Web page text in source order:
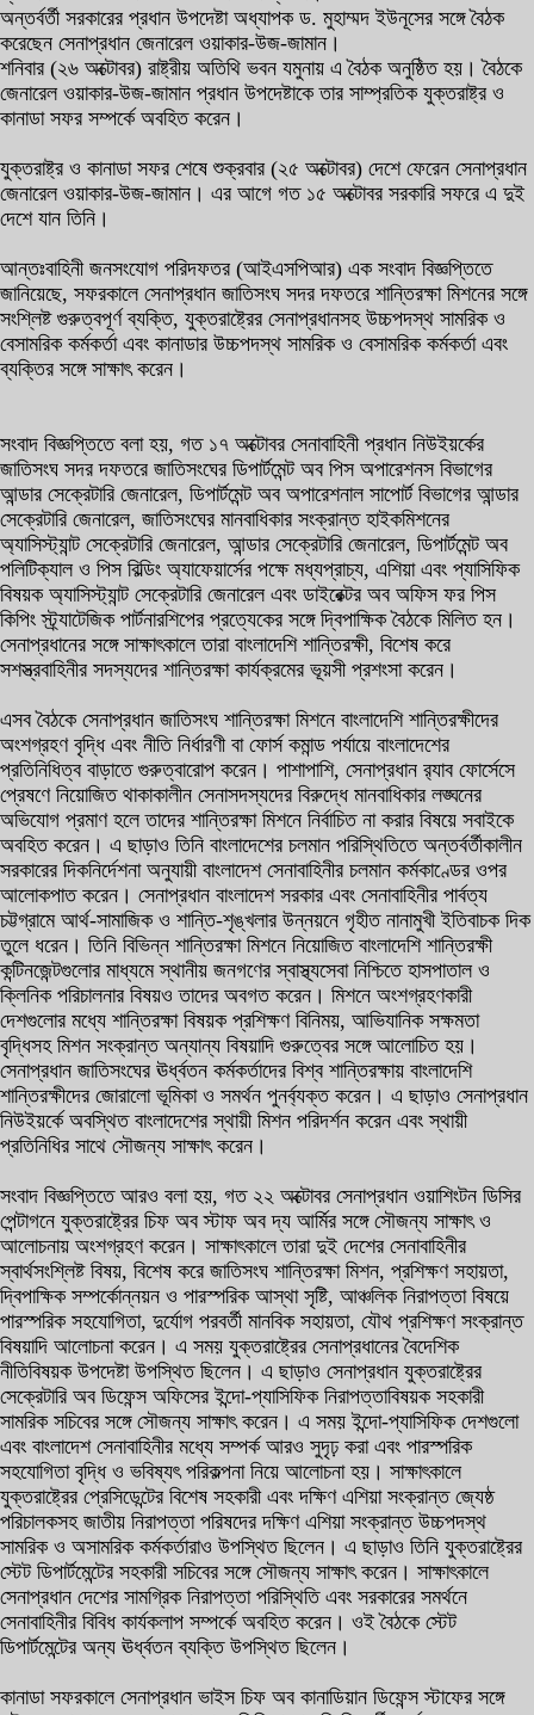
অন্তর্বর্তী সরকারের প্রধান উপদেষ্টা অধ্যাপক ড. মুহাম্মদ ইউনূসের সঙ্গে বৈঠক
করেছেন সেনাপ্রধান জেনারেল ওয়াকার-উজ-জামান।
শনিবার (২৬ অক্টোবর) রাষ্ট্রীয় অতিথি ভবন যমুনায় এ বৈঠক অনুষ্ঠিত হয়। বৈঠকে
জেনারেল ওয়াকার-উজ-জামান প্রধান উপদেষ্টাকে তার সাম্প্রতিক যুক্তরাষ্ট্র ও
কানাডা সফর সম্পর্কে অবহিত করেন।
যুক্তরাষ্ট্র ও কানাডা সফর শেষে শুক্রবার (২৫ অক্টোবর) দেশে ফেরেন সেনাপ্রধান
জেনারেল ওয়াকার-উজ-জামান। এর আগে গত ১৫ অক্টোবর সরকারি সফরে এ দুই
দেশে যান তিনি।
আন্তঃবাহিনী জনসংযোগ পরিদফতর (আইএসপিআর) এক সংবাদ বিজ্ঞপ্তিতে
জানিয়েছে, সফরকালে সেনাপ্রধান জাতিসংঘ সদর দফতরে শান্তিরক্ষা মিশনের সঙ্গে
সংশ্লিষ্ট গুরুত্বপূর্ণ ব্যক্তি, যুক্তরাষ্ট্রের সেনাপ্রধানসহ উচ্চপদস্থ সামরিক ও
বেসামরিক কর্মকর্তা এবং কানাডার উচ্চপদস্থ সামরিক ও বেসামরিক কর্মকর্তা এবং
ব্যক্তির সঙ্গে সাক্ষাৎ করেন।
সংবাদ বিজ্ঞপ্তিতে বলা হয়, গত ১৭ অক্টোবর সেনাবাহিনী প্রধান নিউইয়র্কের
জাতিসংঘ সদর দফতরে জাতিসংঘের ডিপার্টমেন্ট অব পিস অপারেশনস বিভাগের
আন্ডার সেক্রেটারি জেনারেল, ডিপার্টমেন্ট অব অপারেশনাল সাপোর্ট বিভাগের আন্ডার
সেক্রেটারি জেনারেল, জাতিসংঘের মানবাধিকার সংক্রান্ত হাইকমিশনের
অ্যাসিস্ট্যান্ট সেক্রেটারি জেনারেল, আন্ডার সেক্রেটারি জেনারেল, ডিপার্টমেন্ট অব
পলিটিক্যাল ও পিস বিল্ডিং অ্যাফেয়ার্সের পক্ষে মধ্যপ্রাচ্য, এশিয়া এবং প্যাসিফিক
বিষয়ক অ্যাসিস্ট্যান্ট সেক্রেটারি জেনারেল এবং ডাইরেক্টর অব অফিস ফর পিস
কিপিং স্ট্র্যাটেজিক পার্টনারশিপের প্রত্যেকের সঙ্গে দ্বিপাক্ষিক বৈঠকে মিলিত হন।
সেনাপ্রধানের সঙ্গে সাক্ষাৎকালে তারা বাংলাদেশি শান্তিরক্ষী, বিশেষ করে
সশস্ত্রবাহিনীর সদস্যদের শান্তিরক্ষা কার্যক্রমের ভূয়সী প্রশংসা করেন।
এসব বৈঠকে সেনাপ্রধান জাতিসংঘ শান্তিরক্ষা মিশনে বাংলাদেশি শান্তিরক্ষীদের
অংশগ্রহণ বৃদ্ধি এবং নীতি নির্ধারণী বা ফোর্স কমান্ড পর্যায়ে বাংলাদেশের
প্রতিনিধিত্ব বাড়াতে গুরুত্বারোপ করেন। পাশাপাশি, সেনাপ্রধান র‌্যাব ফোর্সেসে
প্রেষণে নিয়োজিত থাকাকালীন সেনাসদস্যদের বিরুদ্ধে মানবাধিকার লঙ্ঘনের
অভিযোগ প্রমাণ হলে তাদের শান্তিরক্ষা মিশনে নির্বাচিত না করার বিষয়ে সবাইকে
অবহিত করেন। এ ছাড়াও তিনি বাংলাদেশের চলমান পরিস্থিতিতে অন্তর্বর্তীকালীন
সরকারের দিকনির্দেশনা অনুযায়ী বাংলাদেশ সেনাবাহিনীর চলমান কর্মকাণ্ডের ওপর
আলোকপাত করেন। সেনাপ্রধান বাংলাদেশ সরকার এবং সেনাবাহিনীর পার্বত্য
চট্টগ্রামে আর্থ-সামাজিক ও শান্তি-শৃঙ্খলার উন্নয়নে গৃহীত নানামুখী ইতিবাচক দিক
তুলে ধরেন। তিনি বিভিন্ন শান্তিরক্ষা মিশনে নিয়োজিত বাংলাদেশি শান্তিরক্ষী
কন্টিনজেন্টগুলোর মাধ্যমে স্থানীয় জনগণের স্বাস্থ্যসেবা নিশ্চিতে হাসপাতাল ও
ক্লিনিক পরিচালনার বিষয়ও তাদের অবগত করেন। মিশনে অংশগ্রহণকারী
দেশগুলোর মধ্যে শান্তিরক্ষা বিষয়ক প্রশিক্ষণ বিনিময়, আভিযানিক সক্ষমতা
বৃদ্ধিসহ মিশন সংক্রান্ত অন্যান্য বিষয়াদি গুরুত্বের সঙ্গে আলোচিত হয়।
সেনাপ্রধান জাতিসংঘের ঊর্ধ্বতন কর্মকর্তাদের বিশ্ব শান্তিরক্ষায় বাংলাদেশি
শান্তিরক্ষীদের জোরালো ভূমিকা ও সমর্থন পুনর্ব্যক্ত করেন। এ ছাড়াও সেনাপ্রধান
নিউইয়র্কে অবস্থিত বাংলাদেশের স্থায়ী মিশন পরিদর্শন করেন এবং স্থায়ী
প্রতিনিধির সাথে সৌজন্য সাক্ষাৎ করেন।
সংবাদ বিজ্ঞপ্তিতে আরও বলা হয়, গত ২২ অক্টোবর সেনাপ্রধান ওয়াশিংটন ডিসির
পেন্টাগনে যুক্তরাষ্ট্রের চিফ অব স্টাফ অব দ্য আর্মির সঙ্গে সৌজন্য সাক্ষাৎ ও
আলোচনায় অংশগ্রহণ করেন। সাক্ষাৎকালে তারা দুই দেশের সেনাবাহিনীর
স্বার্থসংশ্লিষ্ট বিষয়, বিশেষ করে জাতিসংঘ শান্তিরক্ষা মিশন, প্রশিক্ষণ সহায়তা,
দ্বিপাক্ষিক সম্পর্কোন্নয়ন ও পারস্পরিক আস্থা সৃষ্টি, আঞ্চলিক নিরাপত্তা বিষয়ে
পারস্পরিক সহযোগিতা, দুর্যোগ পরবর্তী মানবিক সহায়তা, যৌথ প্রশিক্ষণ সংক্রান্ত
বিষয়াদি আলোচনা করেন। এ সময় যুক্তরাষ্ট্রের সেনাপ্রধানের বৈদেশিক
নীতিবিষয়ক উপদেষ্টা উপস্থিত ছিলেন। এ ছাড়াও সেনাপ্রধান যুক্তরাষ্ট্রের
সেক্রেটারি অব ডিফেন্স অফিসের ইন্দো-প্যাসিফিক নিরাপত্তাবিষয়ক সহকারী
সামরিক সচিবের সঙ্গে সৌজন্য সাক্ষাৎ করেন। এ সময় ইন্দো-প্যাসিফিক দেশগুলো
এবং বাংলাদেশ সেনাবাহিনীর মধ্যে সম্পর্ক আরও সুদৃঢ় করা এবং পারস্পরিক
সহযোগিতা বৃদ্ধি ও ভবিষ্যৎ পরিকল্পনা নিয়ে আলোচনা হয়। সাক্ষাৎকালে
যুক্তরাষ্ট্রের প্রেসিডেন্টের বিশেষ সহকারী এবং দক্ষিণ এশিয়া সংক্রান্ত জ্যেষ্ঠ
পরিচালকসহ জাতীয় নিরাপত্তা পরিষদের দক্ষিণ এশিয়া সংক্রান্ত উচ্চপদস্থ
সামরিক ও অসামরিক কর্মকর্তারাও উপস্থিত ছিলেন। এ ছাড়াও তিনি যুক্তরাষ্ট্রের
স্টেট ডিপার্টমেন্টের সহকারী সচিবের সঙ্গে সৌজন্য সাক্ষাৎ করেন। সাক্ষাৎকালে
সেনাপ্রধান দেশের সামগ্রিক নিরাপত্তা পরিস্থিতি এবং সরকারের সমর্থনে
সেনাবাহিনীর বিবিধ কার্যকলাপ সম্পর্কে অবহিত করেন। ওই বৈঠকে স্টেট
ডিপার্টমেন্টের অন্য ঊর্ধ্বতন ব্যক্তি উপস্থিত ছিলেন।
কানাডা সফরকালে সেনাপ্রধান ভাইস চিফ অব কানাডিয়ান ডিফেন্স স্টাফের সঙ্গে